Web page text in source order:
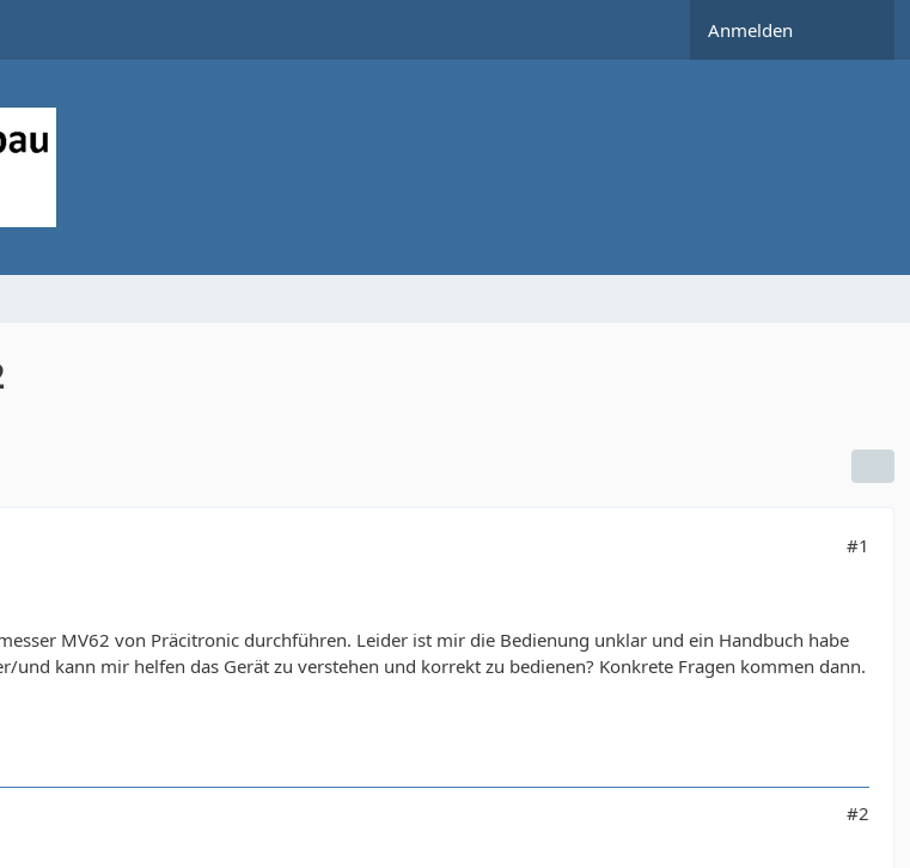
Anmelden
#1
MV62 von Präcitronic durchführen. Leider ist mir die Bedienung unklar und ein Handbuch habe
und kann mir helfen das Gerät zu verstehen und korrekt zu bedienen? Konkrete Fragen kommen dann.
#2